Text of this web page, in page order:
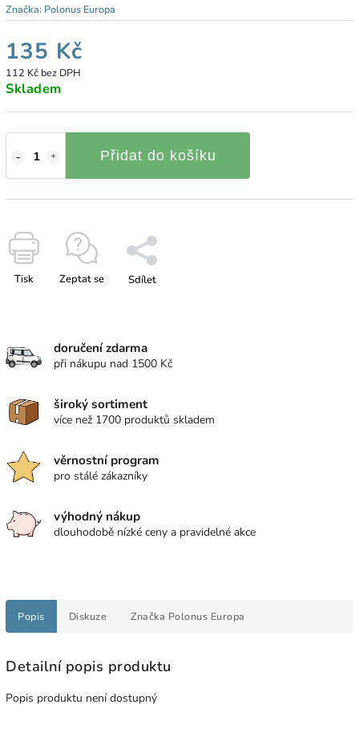
Značka: Polonus Europa
135 Kč
112 Kč bez DPH
Skladem
Přidat do košíku
Tisk Zeptat se Sdílet
doručení zdarma
při nákupu nad 1500 Kč
široký sortiment
více než 1700 produktů skladem
věrnostní program
pro stálé zákazníky
výhodný nákup
dlouhodobě nízké ceny a pravidelné akce
Popis Diskuze Značka Polonus Europa
Detailní popis produktu
Popis produktu není dostupný